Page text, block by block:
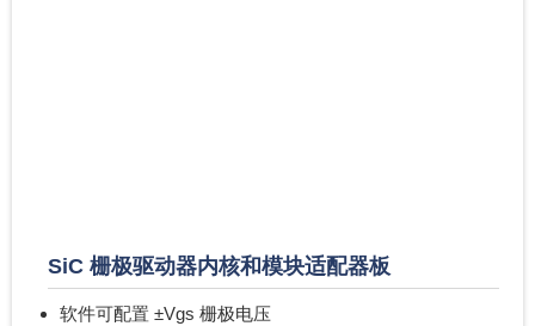
SiC 栅极驱动器内核和模块适配器板
软件可配置 ±Vgs 栅极电压